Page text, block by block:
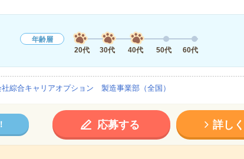
年齢層
20代
30代 40代 50代 60代
社綜合キャリアオプション 製造事業部（全国）
応募する 詳し